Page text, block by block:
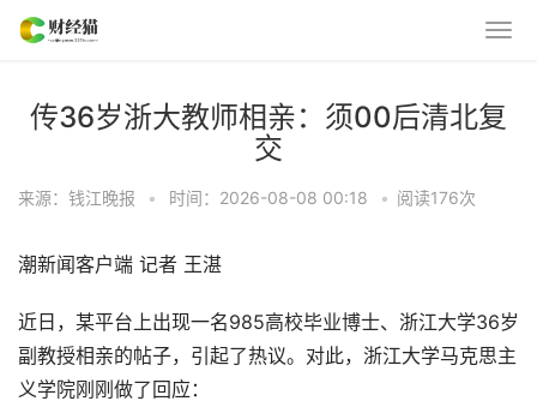
传36岁浙大教师相亲：须00后清北复
交
来源：钱江晚报 • 时间：2026-08-08 00:18 • 阅读176次
潮新闻客户端 记者 王湛
近日，某平台上出现一名985高校毕业博士、浙江大学36岁
副教授相亲的帖子，引起了热议。对此，浙江大学马克思主
义学院刚刚做了回应：